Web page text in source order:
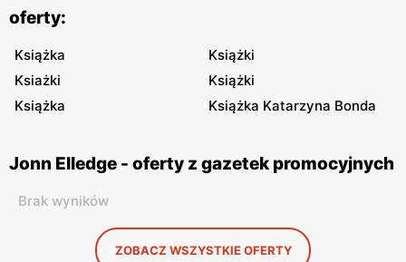
oferty:
Książka
Książki
Ksiażki
Książki
Książka
Książka Katarzyna Bonda
Jonn Elledge - oferty z gazetek promocyjnych
Brak wyników
ZOBACZ WSZYSTKIE OFERTY